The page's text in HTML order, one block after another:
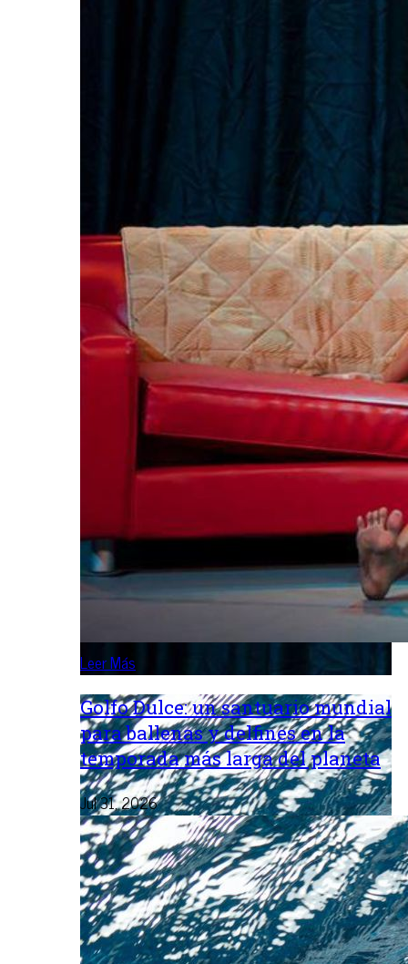
Leer Más
Golfo Dulce: un santuario mundial
para ballenas y delfines en la
temporada más larga del planeta
Jul 31, 2026